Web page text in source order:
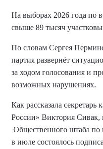
На выборах 2026 года по
свыше 89 тысяч
По словам Сергея
партия развернёт
за ходом голосования и
возможных нарушениях.
Как рассказала
России» Виктория Сивак,
Общественного штаба
в июле состоялось